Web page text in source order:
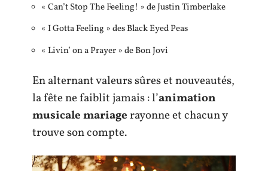
« Can’t Stop The Feeling! » de Justin Timberlake
« I Gotta Feeling » des Black Eyed Peas
« Livin’ on a Prayer » de Bon Jovi
En alternant valeurs sûres et nouveautés,
la fête ne faiblit jamais : l’animation
musicale mariagerayonne et chacun y
trouve son compte.